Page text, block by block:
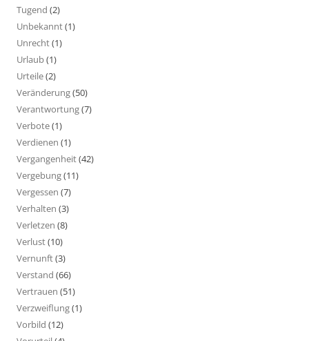
Tugend (2)
Unbekannt(1)
Unrecht(1)
Urlaub(1)
Urteile(2)
Veränderung(50)
Verantwortung(7)
Verbote(1)
Verdienen (1)
Vergangenheit(42)
Vergebung(11)
Vergessen (7)
Verhalten (3)
Verletzen (8)
Verlust(10)
Vernunft(3)
Verstand (66)
Vertrauen (51)
Verzweiflung(1)
Vorbild (12)